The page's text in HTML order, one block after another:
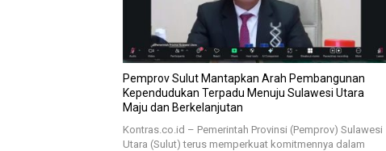
Pemprov Sulut Mantapkan Arah Pembangunan
Kependudukan Terpadu Menuju Sulawesi Utara
Maju dan Berkelanjutan
Kontras.co.id – Pemerintah Provinsi (Pemprov) Sulawesi
Utara (Sulut) terus memperkuat komitmennya dalam